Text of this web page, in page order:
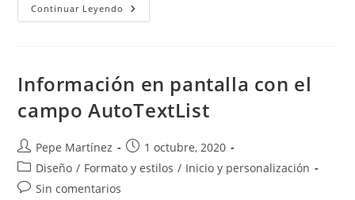
Continuar Leyendo Tabulaciones
Información en pantalla con el
campo AutoTextList
Autor
de
la
entrada:
Pepe Martínez
Publicación
de
la
1 octubre, 2020
Categoría
de
Diseño / Formato y estilos / Inicio y personalización
Comentarios
Sin comentarios